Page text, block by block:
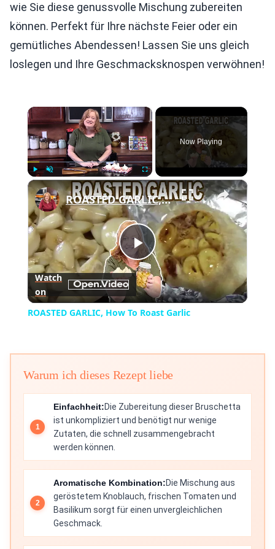
wie Sie diese genussvolle Mischung zubereiten
können. Perfekt für Ihre nächste Feier oder ein
gemütliches Abendessen! Lassen Sie uns gleich
loslegen und Ihre Geschmacksknospen verwöhnen!
×
Unmute Fullscreen
Now Playing
×
Play
Video
ROASTED GARLIC, How To Roast Garlic
Watch
on
ROASTED GARLIC, How To Roast Garlic
Warum ich dieses Rezept liebe
Einfachheit:Die Zubereitung dieser Bruschetta
ist unkompliziert und benötigt nur wenige
Zutaten, die schnell zusammengebracht
werden können.
Aromatische Kombination:Die Mischung aus
geröstetem Knoblauch, frischen Tomaten und
Basilikum sorgt für einen unvergleichlichen
Geschmack.